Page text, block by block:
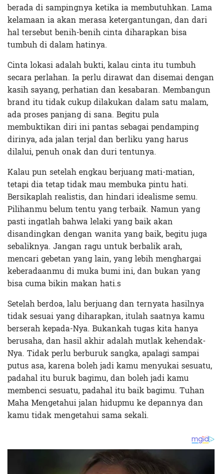
berada di sampingnya ketika ia membutuhkan. Lama
kelamaan ia akan merasa ketergantungan, dan dari
hal tersebut benih-benih cinta diharapkan bisa
tumbuh di dalam hatinya.
Cinta lokasi adalah bukti, kalau cinta itu tumbuh
secara perlahan. Ia perlu dirawat dan disemai dengan
kasih sayang, perhatian dan kesabaran. Membangun
brand itu tidak cukup dilakukan dalam satu malam,
ada proses panjang di sana. Begitu pula
membuktikan diri ini pantas sebagai pendamping
dirinya, ada jalan terjal dan berliku yang harus
dilalui, penuh onak dan duri tentunya.
Kalau pun setelah engkau berjuang mati-matian,
tetapi dia tetap tidak mau membuka pintu hati.
Bersikaplah realistis, dan hindari idealisme semu.
Pilihanmu belum tentu yang terbaik. Namun yang
pasti ingatlah bahwa lelaki yang baik akan
disandingkan dengan wanita yang baik, begitu juga
sebaliknya. Jangan ragu untuk berbalik arah,
mencari gebetan yang lain, yang lebih menghargai
keberadaanmu di muka bumi ini, dan bukan yang
bisa cuma bikin makan hati.s
Setelah berdoa, lalu berjuang dan ternyata hasilnya
tidak sesuai yang diharapkan, itulah saatnya kamu
berserah kepada-Nya. Bukankah tugas kita hanya
berusaha, dan hasil akhir adalah mutlak kehendak-
Nya. Tidak perlu berburuk sangka, apalagi sampai
putus asa, karena boleh jadi kamu menyukai sesuatu,
padahal itu buruk bagimu, dan boleh jadi kamu
membenci sesuatu, padahal itu baik bagimu. Tuhan
Maha Mengetahui jalan hidupmu ke depannya dan
kamu tidak mengetahui sama sekali.